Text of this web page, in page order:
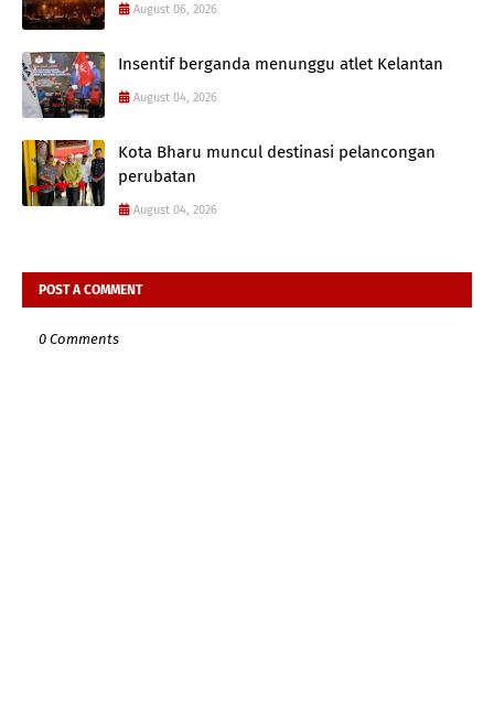
August 06, 2026
Insentif berganda menunggu atlet Kelantan
August 04, 2026
Kota Bharu muncul destinasi pelancongan
perubatan
August 04, 2026
POST A COMMENT
0 Comments